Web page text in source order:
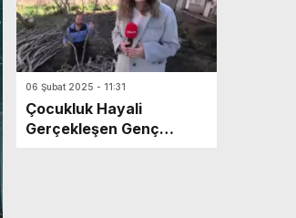
06 Şubat 2025 - 11:31
Çocukluk Hayali
Gerçekleşen Genç